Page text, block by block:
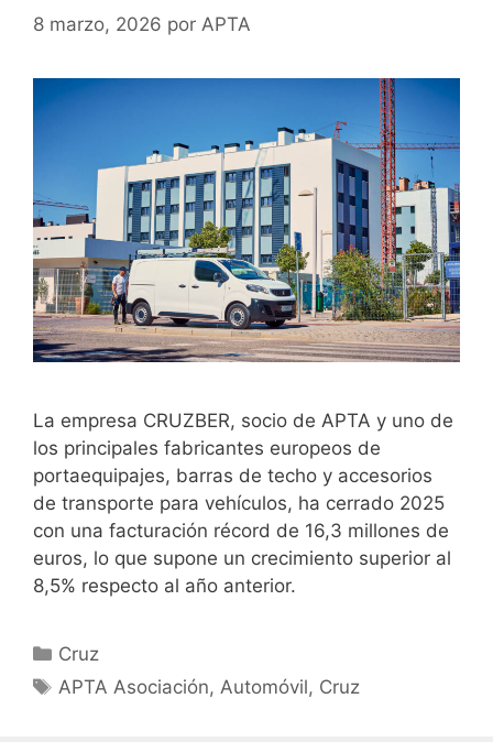
8 marzo, 2026 por APTA
La empresa CRUZBER, socio de APTA y uno de
los principales fabricantes europeos de
portaequipajes, barras de techo y accesorios
de transporte para vehículos, ha cerrado 2025
con una facturación récord de 16,3 millones de
euros, lo que supone un crecimiento superior al
8,5% respecto al año anterior.
Cruz
APTA Asociación,Automóvil, Cruz